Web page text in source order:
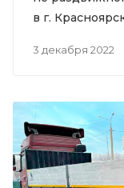
3 декабря 2022
в г.